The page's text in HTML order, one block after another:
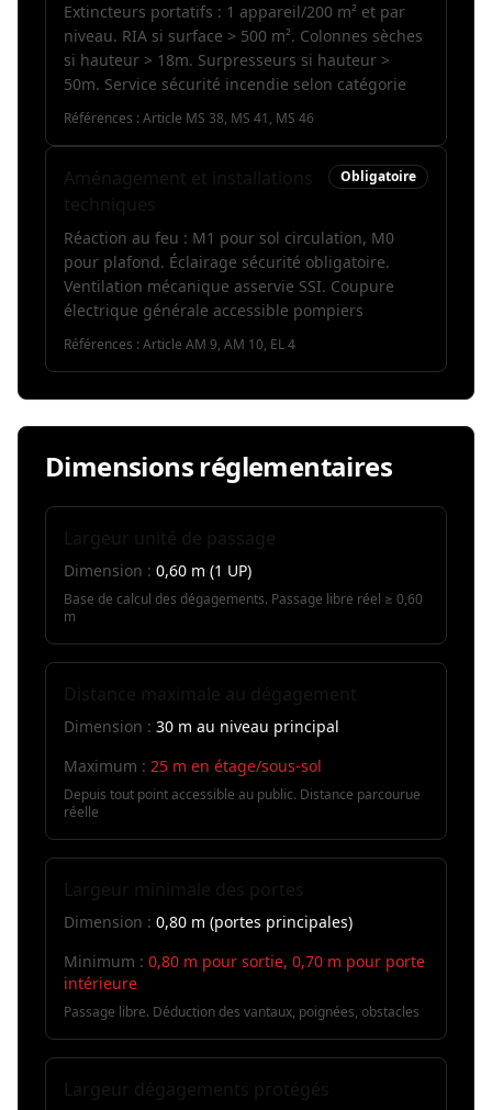
Extincteurs portatifs : 1 appareil/200 m² et par
niveau. RIA si surface > 500 m². Colonnes sèches
si hauteur > 18m. Surpresseurs si hauteur >
50m. Service sécurité incendie selon catégorie
Références : Article MS 38, MS 41, MS 46
Obligatoire
Réaction au feu : M1 pour sol circulation, M0
pour plafond. Éclairage sécurité obligatoire.
Ventilation mécanique asservie SSI. Coupure
électrique générale accessible pompiers
Références : Article AM 9, AM 10, EL 4
Dimensions réglementaires
Dimension : 0,60 m (1 UP)
Base de calcul des dégagements. Passage libre réel ≥ 0,60
m
Dimension : 30 m au niveau principal
Maximum : 25 m en étage/sous-sol
Depuis tout point accessible au public. Distance parcourue
réelle
Dimension : 0,80 m (portes principales)
Minimum : 0,80 m pour sortie, 0,70 m pour porte
intérieure
Passage libre. Déduction des vantaux, poignées, obstacles